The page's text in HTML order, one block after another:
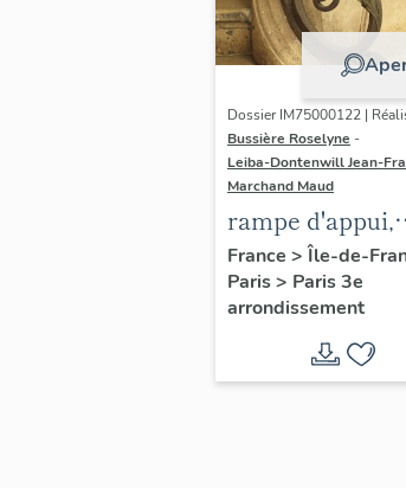
Dossier IM75000122 |
Bussière Roselyne -
Leiba-Dontenwill Jean-
Marchand Maud
rampe d'appui,
escalier de la
à porte cochère
étudié)
France > Île-de-
Paris> Paris 3e
arrondissement